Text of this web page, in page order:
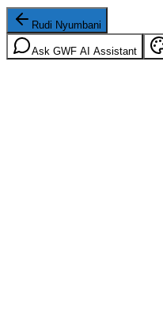
Rudi Nyumbani
Ask GWF AI Assistant